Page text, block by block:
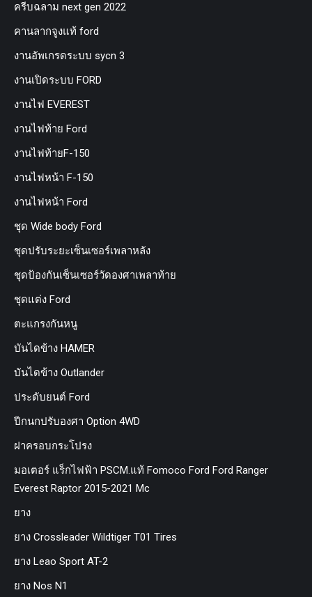
ครีบฉลาม next gen 2022
คานลากจูงแท้ ford
งานอัพเกรดระบบ sycn 3
งานเปิดระบบ FORD
งานไฟ EVEREST
งานไฟท้าย Ford
งานไฟท้ายF-150
งานไฟหน้า F-150
งานไฟหน้า Ford
ชุด Wide body Ford
ชุดปรับระยะเซ็นเซอร์เพลาหลัง
ชุดป้องกันเซ็นเซอร์วัดองศาเพลาท้าย
ชุดแต่ง Ford
ตะแกรงกันหนู
บันไดข้าง HAMER
บันไดข้าง Outlander
ประดับยนต์ Ford
ปีกนกปรับองศา Option 4WD
ฝาครอบกระโปรง
มอเตอร์ แร็กไฟฟ้า PSCM.แท้ Fomoco Ford Ford Ranger
Everest Raptor 2015-2021 Mc
ยาง
ยาง Crossleader Wildtiger T01 Tires
ยาง Leao Sport AT-2
ยาง Nos N1